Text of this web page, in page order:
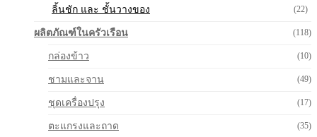
ลิ้นชัก และ ชั้นวางของ (22)
ผลิตภัณฑ์ในครัวเรือน (118)
กล่องข้าว (10)
ชามและจาน (49)
ชุดเครื่องปรุง (17)
ตะแกรงและถาด (35)